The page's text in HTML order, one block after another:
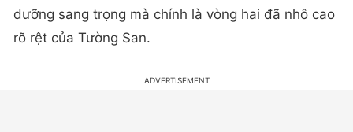
dưỡng sang trọng mà chính là vòng hai đã nhô cao
rõ rệt của Tường San.